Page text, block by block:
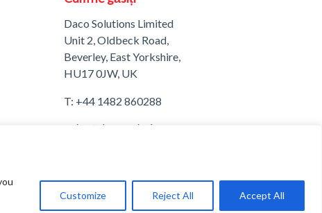
Customize Reject All Accept All
Daco Solutions Limited
Unit 2, Oldbeck Road,
Beverley, East Yorkshire,
HU17 0JW, UK
T: +44 1482 860288